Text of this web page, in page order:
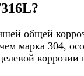
общей
марка 304,
коррозии